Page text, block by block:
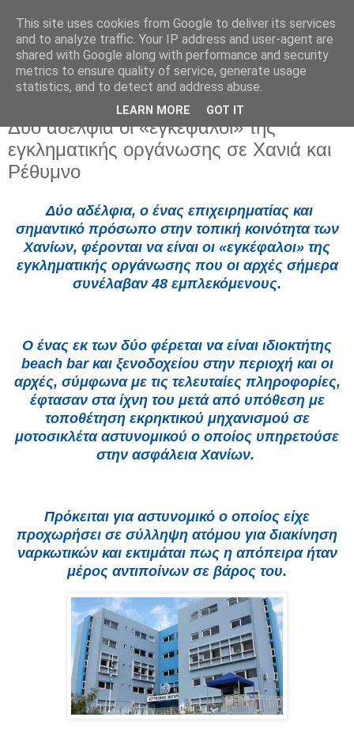
Κυριακή 31 Αυγούστου 2025
Δύο αδέλφια οι «εγκέφαλοι» της
εγκληματικής οργάνωσης σε Χανιά και
Ρέθυμνο
Δύο αδέλφια, ο ένας επιχειρηματίας και
σημαντικό πρόσωπο στην τοπική κοινότητα των
Χανίων, φέρονται να είναι οι «εγκέφαλοι» της
εγκληματικής οργάνωσης που οι αρχές σήμερα
συνέλαβαν 48 εμπλεκόμενους.
Ο ένας εκ των δύο φέρεται να είναι ιδιοκτήτης
beach bar και ξενοδοχείου στην περιοχή και οι
αρχές, σύμφωνα με τις τελευταίες πληροφορίες,
έφτασαν στα ίχνη του μετά από υπόθεση με
τοποθέτηση εκρηκτικού μηχανισμού σε
μοτοσικλέτα αστυνομικού ο οποίος υπηρετούσε
στην ασφάλεια Χανίων.
Πρόκειται για αστυνομικό ο οποίος είχε
προχωρήσει σε σύλληψη ατόμου για διακίνηση
ναρκωτικών και εκτιμάται πως η απόπειρα ήταν
μέρος αντιποίνων σε βάρος του.
This site uses cookies from Google to deliver its services
and to analyze traffic. Your IP address and user-agent are
shared with Google along with performance and security
metrics to ensure quality of service, generate usage
statistics, and to detect and address abuse.
LEARN MORE GOT IT